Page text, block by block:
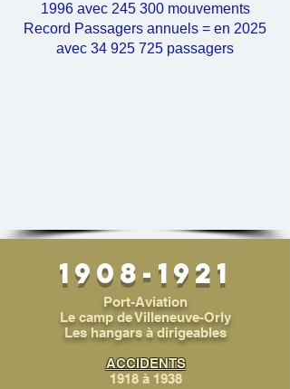
1996 avec 245 300 mouvements
Record Passagers annuels = en 2025
avec 34 925 725 passagers
1908-1921
Port-Aviation
Le camp de Villeneuve-Orly
Les hangars à dirigeables
ACCIDENTS
1918à 1938